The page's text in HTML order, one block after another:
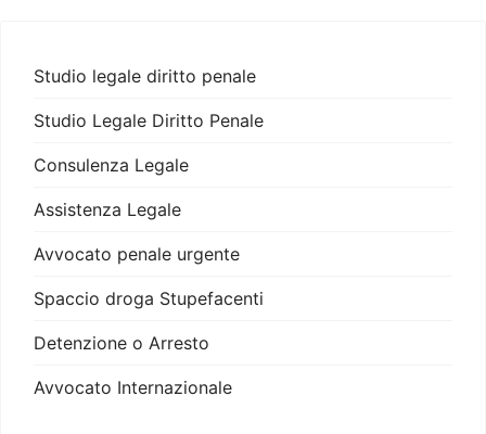
Studio legale diritto penale
Studio Legale Diritto Penale
Consulenza Legale
Assistenza Legale
Avvocato penale urgente
Spaccio droga Stupefacenti
Detenzione o Arresto
Avvocato Internazionale